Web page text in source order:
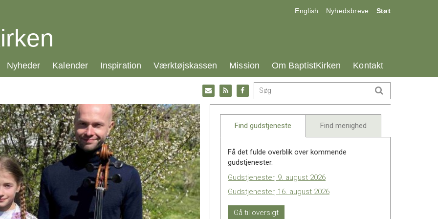
17.0:
English 18.0:
Nyhedsbreve 19.0:
Støt
21.0:
Nyheder 22.0:
Kalender 23.0:
Inspiration 24.0:
Værktøjskassen 25.0:
Mission 26.0:
Om BaptistKirken 27.0:
Kontakt
Gå
til:
Facebook
Gå
til:
RSS
feed
Gå
til:
Email
Find gudstjeneste Find menighed
Få det fulde overblik over kommende
gudstjenester.
Gudstjenester, 9. august 2026
Gudstjenester, 16. august 2026
Gå til oversigt